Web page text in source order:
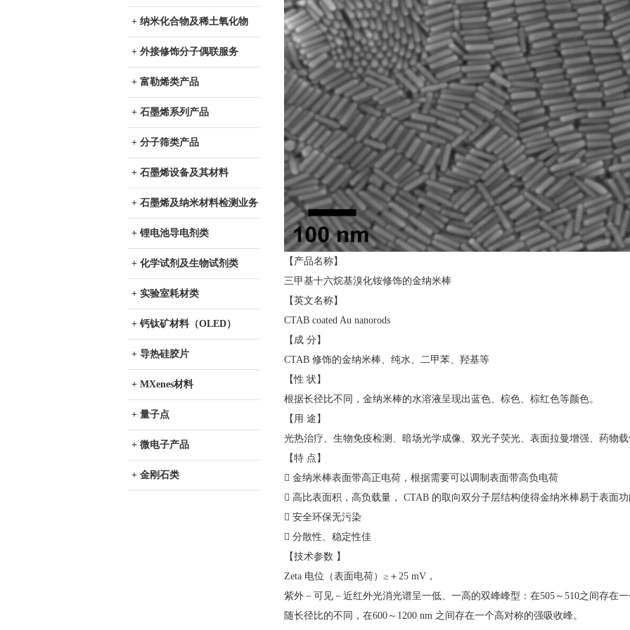
+ 纳米化合物及稀土氧化物
+ 外接修饰分子偶联服务
+ 富勒烯类产品
+ 石墨烯系列产品
+ 分子筛类产品
+ 石墨烯设备及其材料
+ 石墨烯及纳米材料检测业务
+ 锂电池导电剂类
+ 化学试剂及生物试剂类
+ 实验室耗材类
+ 钙钛矿材料（OLED）
+ 导热硅胶片
+ MXenes材料
+ 量子点
+ 微电子产品
+ 金刚石类
【产品名称】
三甲基十六烷基溴化铵修饰的金纳米棒
【英文名称】
CTAB coated Au nanorods
【成 分】
CTAB 修饰的金纳米棒、纯水、二甲苯、羟基等
【性 状】
根据长径比不同，金纳米棒的水溶液呈现出蓝色、棕色、棕红色等颜色。
【用 途】
光热治疗、生物免疫检测、暗场光学成像、双光子荧光、表面拉曼增强、药物
【特 点】
 金纳米棒表面带高正电荷，根据需要可以调制表面带高负电荷
 高比表面积，高负载量， CTAB 的取向双分子层结构使得金纳米棒易于表面
 安全环保无污染
 分散性、稳定性佳
【技术参数 】
Zeta 电位（表面电荷）≥＋25 mV，
紫外－可见－近红外光消光谱呈一低、一高的双峰峰型：在505～510之间存在一
随长径比的不同，在600～1200 nm 之间存在一个高对称的强吸收峰。